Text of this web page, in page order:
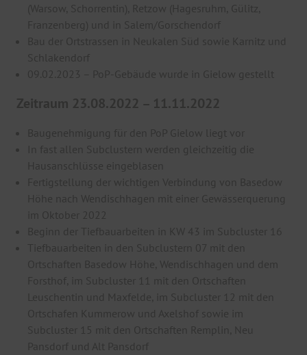
(Warsow, Schorrentin), Retzow (Hagesruhm, Gülitz,
Franzenberg) und in Salem/Gorschendorf
Bau der Ortstrassen in Neukalen Süd sowie Karnitz und
Schlakendorf
09.02.2023 – PoP-Gebäude wurde in Gielow gestellt
Zeitraum 23.08.2022 – 11.11.2022
Baugenehmigung für den PoP Gielow liegt vor
In fast allen Subclustern werden gleichzeitig die
Hausanschlüsse eingeblasen
Fertigstellung der wichtigen Verbindung von Basedow
Höhe nach Wendischhagen mit einer Gewässerquerung
im Oktober 2022
Beginn der Tiefbauarbeiten in KW 43 im Subcluster 16
Tiefbauarbeiten in den Subclustern 07 mit den
Ortschaften Basedow Höhe, Wendischhagen und dem
Forsthof, im Subcluster 11 mit den Ortschaften
Leuschentin und Maxfelde, im Subcluster 12 mit den
Ortschafen Kummerow und Axelshof sowie im
Subcluster 15 mit den Ortschaften Remplin, Neu
Pansdorf und Alt Pansdorf